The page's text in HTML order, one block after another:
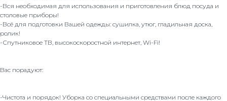
-Вся необходимая для использования и приготовления блюд посуда и
столовые приборы!
-Всё для подготовки Вашей одежды: сушилка, утюг, гладильная доска,
ролик!
-Спутниковое ТВ, высокоскоростной интернет, Wi-Fi!
Вас порадуют:
-Чистота и порядок! Уборка со специальными средствами после каждого